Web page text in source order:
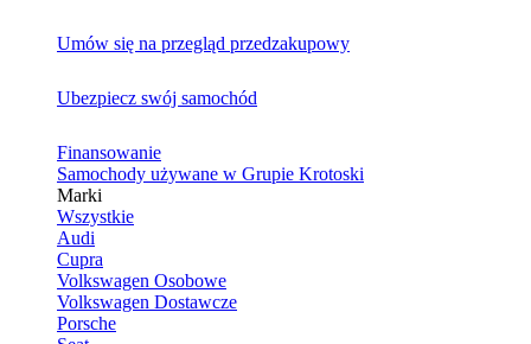
Umów się na przegląd przedzakupowy
Ubezpiecz swój samochód
Finansowanie
Samochody używane w Grupie Krotoski
Marki
Wszystkie
Audi
Cupra
Volkswagen Osobowe
Volkswagen Dostawcze
Porsche